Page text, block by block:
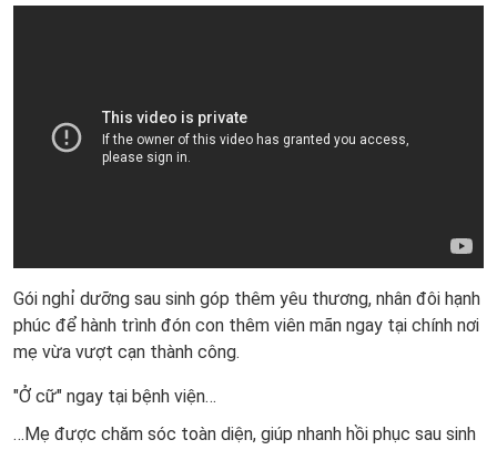
Gói nghỉ dưỡng sau sinh góp thêm yêu thương, nhân đôi hạnh
phúc để hành trình đón con thêm viên mãn ngay tại chính nơi
mẹ vừa vượt cạn thành công.
"Ở cữ" ngay tại bệnh viện…
…Mẹ được chăm sóc toàn diện, giúp nhanh hồi phục sau sinh